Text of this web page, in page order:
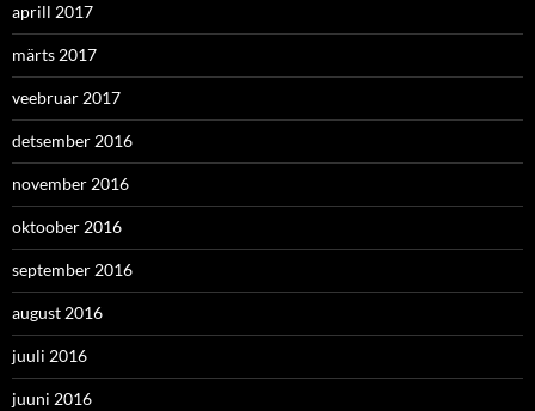
aprill 2017
märts 2017
veebruar 2017
detsember 2016
november 2016
oktoober 2016
september 2016
august 2016
juuli 2016
juuni 2016